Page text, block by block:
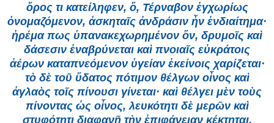
ὄρος τι κατείληφεν, ὅ, Τέρναβον ἐγχωρίως
ὀνομαζόμενον, ἀσκηταῖς ἀνδράσιν ἦν ἐνδιαίτημα·
ἠρέμα πως ὑπανακεχωρημένον ὅν, δρυμοῖς καὶ
δάσεσιν ἐναβρύνεται καὶ πνοιαῖς εὐκράτοις
ἀέρων καταπνεόμενον ὑγείαν ἐκείνοις χαρίζεται·
τὸ δὲ τοῦ ὕδατος πότιμον θέλγων οἶνος καὶ
ἀγλαὸς τοῖς πίνουσι γίνεται· καὶ θέλγει μὲν τοὺς
πίνοντας ὡς οἶνος, λευκότητι δὲ μερῶν καὶ
στυφότητι διαφανῆ τὴν ἐπιφάνειαν κέκτηται.